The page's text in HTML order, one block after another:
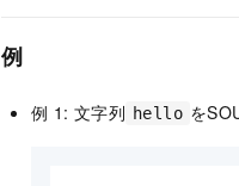
例
例 1: 文字列 hello を